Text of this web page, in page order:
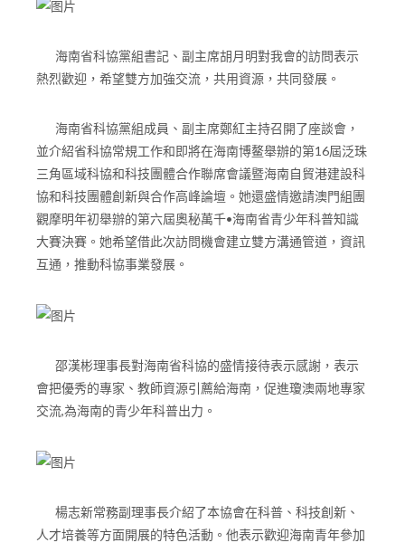
海南省科協黨組書記、副主席胡月明對我會的訪問表示
熱烈歡迎，希望雙方加強交流，共用資源，共同發展。
海南省科協黨組成員、副主席鄭紅主持召開了座談會，
並介紹省科協常規工作和即將在海南博鳌舉辦的第16屆泛珠
三角區域科協和科技團體合作聯席會議暨海南自貿港建設科
協和科技團體創新與合作高峰論壇。她還盛情邀請澳門組團
觀摩明年初舉辦的第六屆奧秘萬千•海南省青少年科普知識
大賽決賽。她希望借此次訪問機會建立雙方溝通管道，資訊
互通，推動科協事業發展。
邵漢彬理事長對海南省科協的盛情接待表示感謝，表示
會把優秀的專家、教師資源引薦給海南，促進瓊澳兩地專家
交流,為海南的青少年科普出力。
楊志新常務副理事長介紹了本協會在科普、科技創新、
人才培養等方面開展的特色活動。他表示歡迎海南青年參加